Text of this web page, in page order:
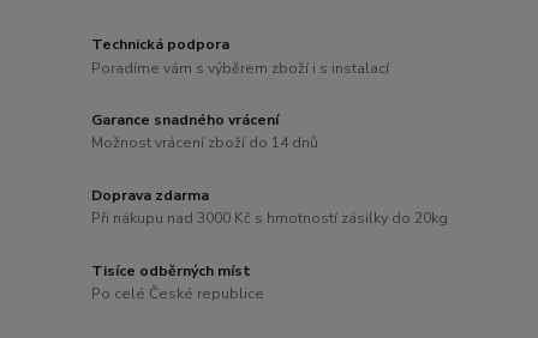
Technická podpora
Poradíme vám s výběrem zboží i s instalací
Garance snadného vrácení
Možnost vrácení zboží do 14 dnů
Doprava zdarma
Při nákupu nad 3000 Kč s hmotností zásilky do 20kg
Tisíce odběrných míst
Po celé České republice